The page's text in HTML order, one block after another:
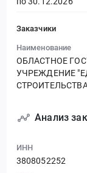
Заказчики
Наименование
ОБЛАСТНОЕ
УЧРЕЖДЕНИЕ
Анализ
ИНН
3808052252